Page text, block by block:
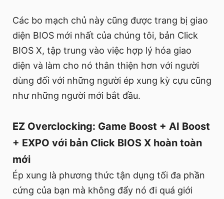
Các bo mạch chủ này cũng được trang bị giao
diện BIOS mới nhất của chúng tôi, bản Click
BIOS X, tập trung vào việc hợp lý hóa giao
diện và làm cho nó thân thiện hơn với người
dùng đối với những người ép xung kỳ cựu cũng
như những người mới bắt đầu.
EZ Overclocking: Game Boost + AI Boost
+ EXPO với bản Click BIOS X hoàn toàn
mới
Ép xung là phương thức tận dụng tối đa phần
cứng của bạn mà không đẩy nó đi quá giới